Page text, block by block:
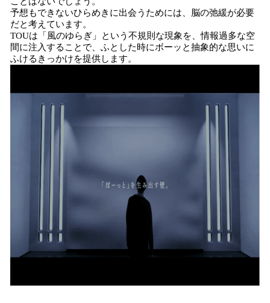
予想もできないひらめきに出会うためには、脳の弛緩が必要
だと考えています。
TOUは「風のゆらぎ」という不規則な現象を、情報過多な空
間に注入することで、ふとした時にボーッと抽象的な思いに
ふけるきっかけを提供します。